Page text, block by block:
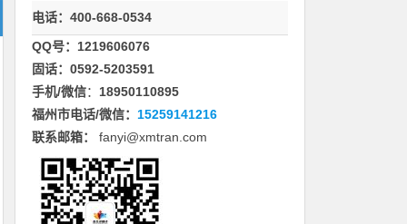
电话：400-668-0534
QQ号：1219606076
固话：0592-5203591
手机/微信： 18950110895
福州市电话/微信： 15259141216
联系邮箱： fanyi@xmtran.com